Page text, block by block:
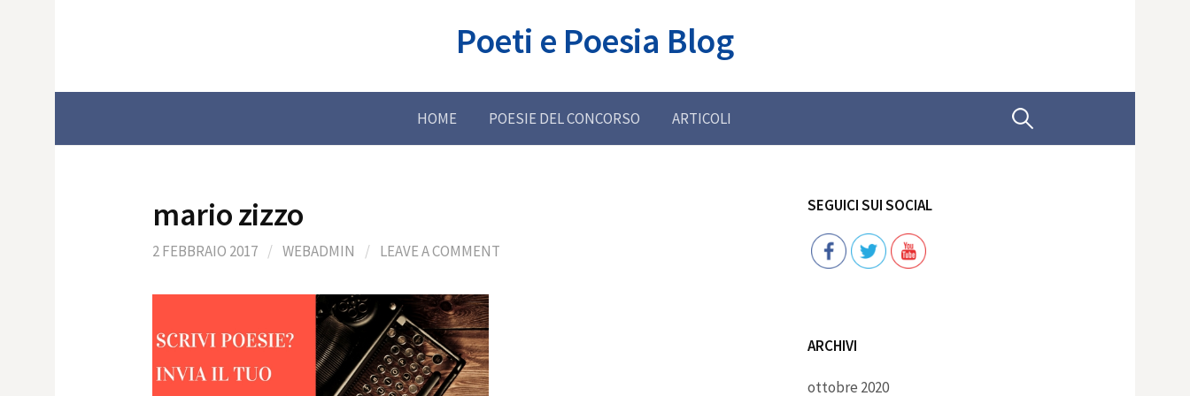
Poeti e Poesia Blog
HOME POESIE DEL CONCORSO ARTICOLI Ricerca
mario zizzo
2 FEBBRAIO 2017 / WEBADMIN / LEAVE A COMMENT
SEGUICI SUI SOCIAL
Follow
ARCHIVI
ottobre 2020